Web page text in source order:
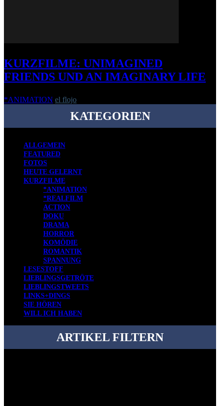
KURZFILME: UNIMAGINED
FRIENDS UND AN IMAGINARY LIFE
*ANIMATION el flojo
KATEGORIEN
ALLGEMEIN
FEATURED
FOTOS
HEUTE GELERNT
KURZFILME
*ANIMATION
*REALFILM
ACTION
DOKU
DRAMA
HORROR
KOMÖDIE
ROMANTIK
SPANNUNG
LESESTOFF
LIEBLINGSGETRÖTE
LIEBLINGSTWEETS
LINKS+DINGS
SIE HÖREN
WILL ICH HABEN
ARTIKEL FILTERN